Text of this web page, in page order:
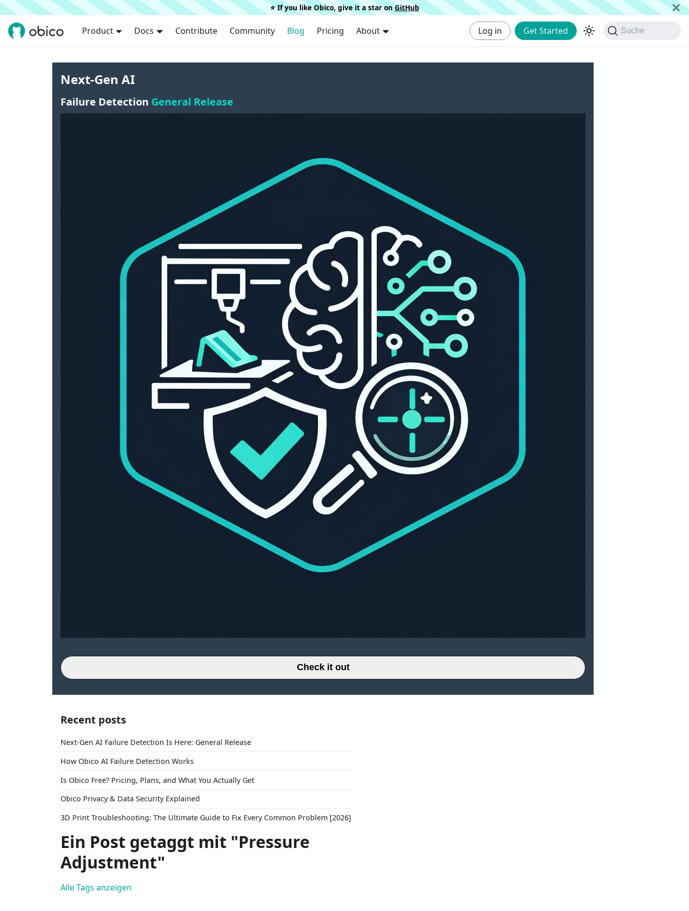
⭐️ If you like Obico, give it a star on GitHub
Product Docs Contribute Community Blog Pricing About Log in Get Started Suche
Next-Gen AI
Failure Detection General Release
Check it out
Recent posts
Next-Gen AI Failure Detection Is Here: General Release
How Obico AI Failure Detection Works
Is Obico Free? Pricing, Plans, and What You Actually Get
Obico Privacy & Data Security Explained
3D Print Troubleshooting: The Ultimate Guide to Fix Every Common Problem [2026]
Ein Post getaggt mit "Pressure
Adjustment"
Alle Tags anzeigen